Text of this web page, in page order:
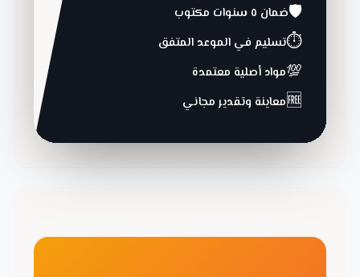
🛡️ضمان ٥ سنوات مكتوب
⏱️تسليم في الموعد المتفق
💯مواد أصلية معتمدة
🆓معاينة وتقدير مجاني